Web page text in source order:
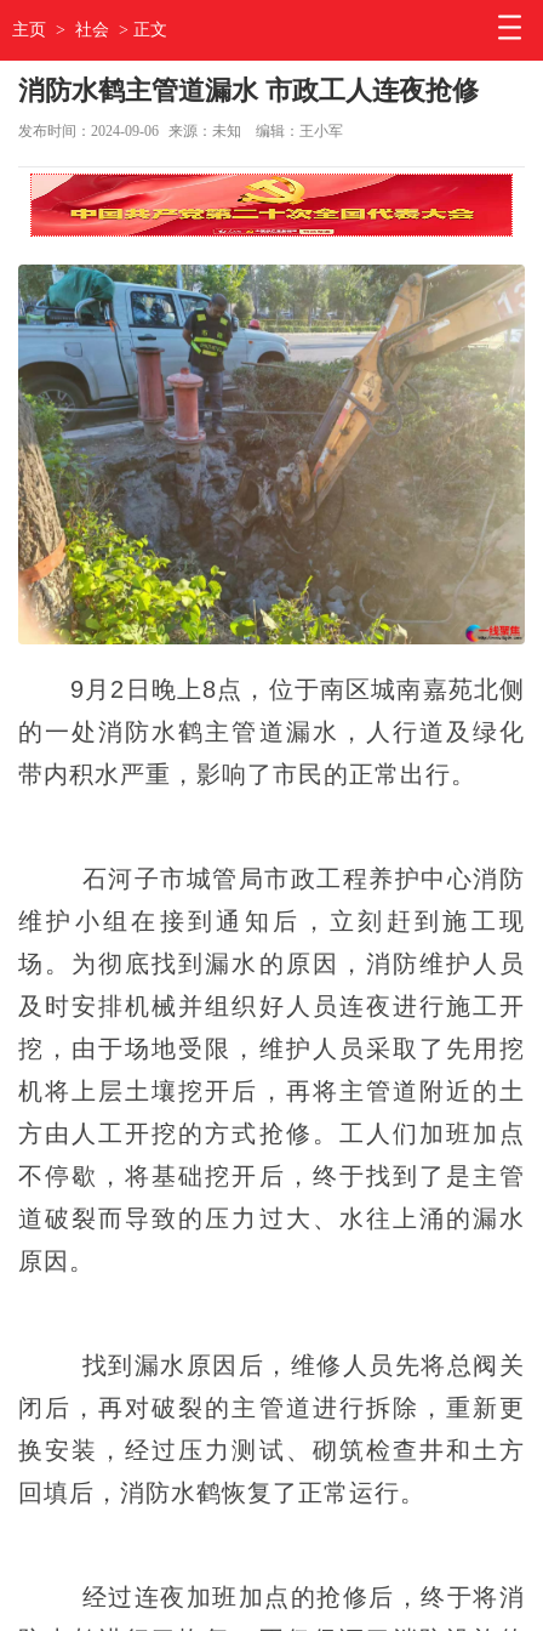
主页 > 社会 > 正文
消防水鹤主管道漏水 市政工人连夜抢修
发布时间：2024-09-06 来源：未知 编辑：王小军
9月2日晚上8点，位于南区城南嘉苑北侧
的一处消防水鹤主管道漏水，人行道及绿化
带内积水严重，影响了市民的正常出行。
石河子市城管局市政工程养护中心消防
维护小组在接到通知后，立刻赶到施工现
场。为彻底找到漏水的原因，消防维护人员
及时安排机械并组织好人员连夜进行施工开
挖，由于场地受限，维护人员采取了先用挖
机将上层土壤挖开后，再将主管道附近的土
方由人工开挖的方式抢修。工人们加班加点
不停歇，将基础挖开后，终于找到了是主管
道破裂而导致的压力过大、水往上涌的漏水
原因。
找到漏水原因后，维修人员先将总阀关
闭后，再对破裂的主管道进行拆除，重新更
换安装，经过压力测试、砌筑检查井和土方
回填后，消防水鹤恢复了正常运行。
经过连夜加班加点的抢修后，终于将消